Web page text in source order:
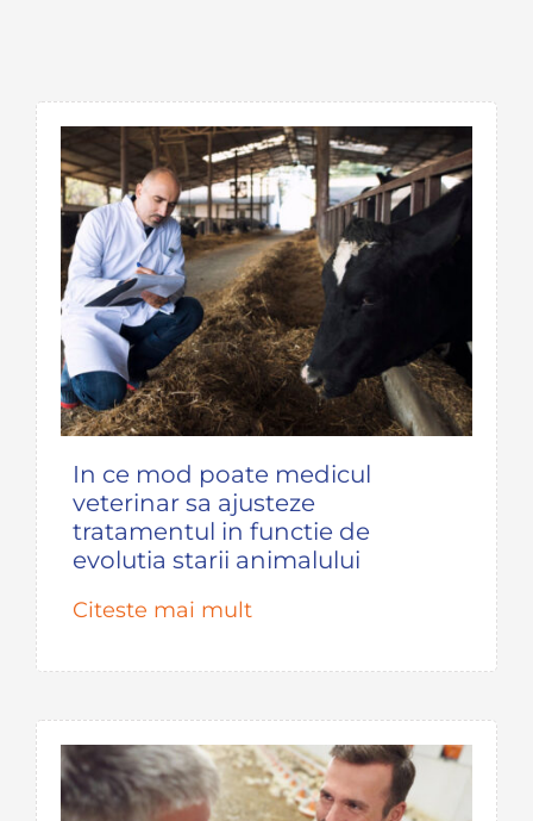
In ce mod poate medicul
veterinar sa ajusteze
tratamentul in functie de
evolutia starii animalului
Citeste mai mult